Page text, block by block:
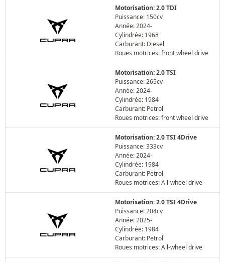
Motorisation: 2.0 TDI
Puissance: 150cv
Année: 2024-
Cylindrée: 1968
Carburant: Diesel
Roues motrices: front wheel drive
Motorisation: 2.0 TSI
Puissance: 265cv
Année: 2024-
Cylindrée: 1984
Carburant: Petrol
Roues motrices: front wheel drive
Motorisation: 2.0 TSI 4Drive
Puissance: 333cv
Année: 2024-
Cylindrée: 1984
Carburant: Petrol
Roues motrices: All-wheel drive
Motorisation: 2.0 TSI 4Drive
Puissance: 204cv
Année: 2025-
Cylindrée: 1984
Carburant: Petrol
Roues motrices: All-wheel drive